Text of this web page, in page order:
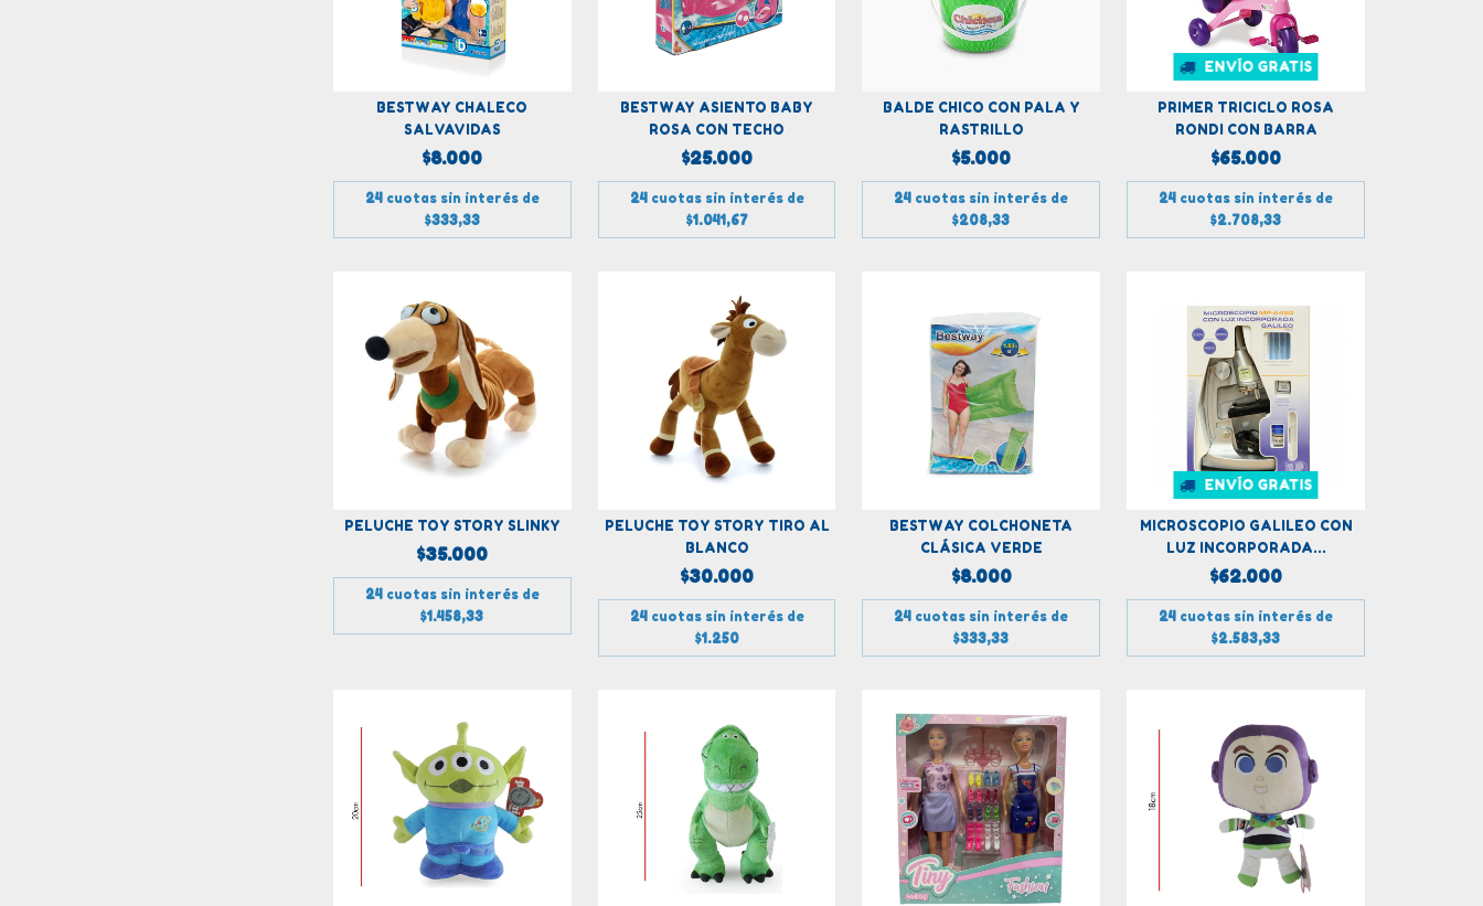
BESTWAY CHALECO
SALVAVIDAS
$8.000
24 cuotas sin interés de
$333,33
BESTWAY ASIENTO BABY
ROSA CON TECHO
$25.000
24 cuotas sin interés de
$1.041,67
BALDE CHICO CON PALA Y
RASTRILLO
$5.000
24 cuotas sin interés de
$208,33
ENVÍO GRATIS
PRIMER TRICICLO ROSA
RONDI CON BARRA
$65.000
24 cuotas sin interés de
$2.708,33
PELUCHE TOY STORY SLINKY
$35.000
24 cuotas sin interés de
$1.458,33
PELUCHE TOY STORY TIRO AL
BLANCO
$30.000
24 cuotas sin interés de
$1.250
BESTWAY COLCHONETA
CLÁSICA VERDE
$8.000
24 cuotas sin interés de
$333,33
ENVÍO GRATIS
MICROSCOPIO GALILEO CON
LUZ INCORPORADA...
$62.000
24 cuotas sin interés de
$2.583,33